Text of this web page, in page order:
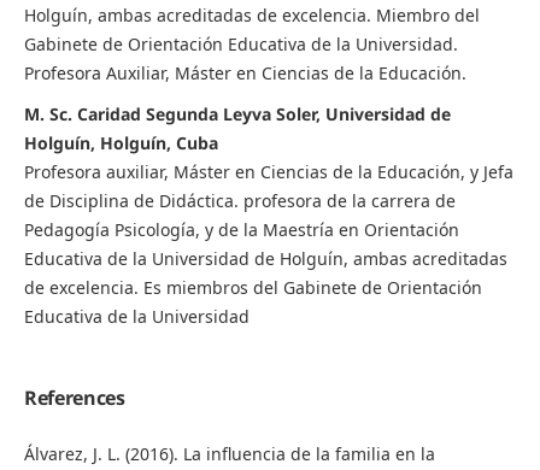
Holguín, ambas acreditadas de excelencia. Miembro del
Gabinete de Orientación Educativa de la Universidad.
Profesora Auxiliar, Máster en Ciencias de la Educación.
M. Sc. Caridad Segunda Leyva Soler, Universidad de
Holguín, Holguín, Cuba
Profesora auxiliar, Máster en Ciencias de la Educación, y Jefa
de Disciplina de Didáctica. profesora de la carrera de
Pedagogía Psicología, y de la Maestría en Orientación
Educativa de la Universidad de Holguín, ambas acreditadas
de excelencia. Es miembros del Gabinete de Orientación
Educativa de la Universidad
References
Álvarez, J. L. (2016). La influencia de la familia en la